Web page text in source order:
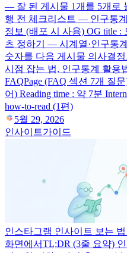
— 잘 된 게시물 1개를 5개로
행 전 체크리스트 — 인구통
정보 (배포 시 사용) OG title :
츠 정하기 — 시계열·인구통
숫자를 다음 게시물 의사결
시점 잡는 법, 인구통계 활용
FAQPage (FAQ 섹션 7개 질
어) Reading time : 약 7분
how-to-read (1편)
5월 29, 2026
인사이트가이드
인스타그램 인사이트 보는
화면에서TL;DR (3줄 요약)